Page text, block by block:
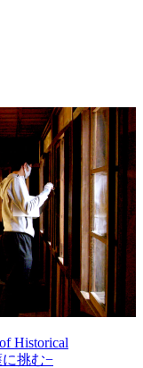
Historical
に挑む−